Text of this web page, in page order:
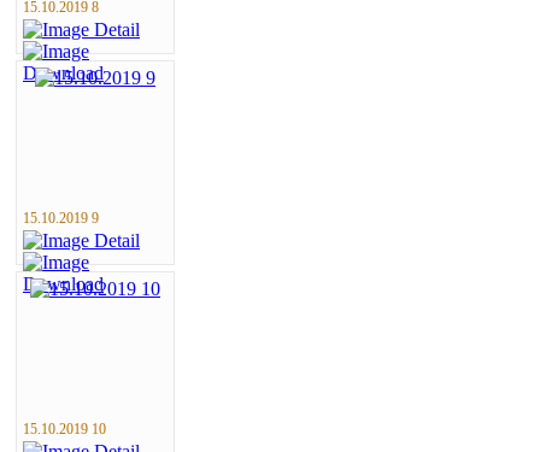
15.10.2019 8
15.10.2019 9
15.10.2019 10